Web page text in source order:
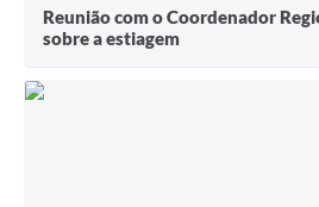
Reunião com o Coordenador
sobre a estiagem